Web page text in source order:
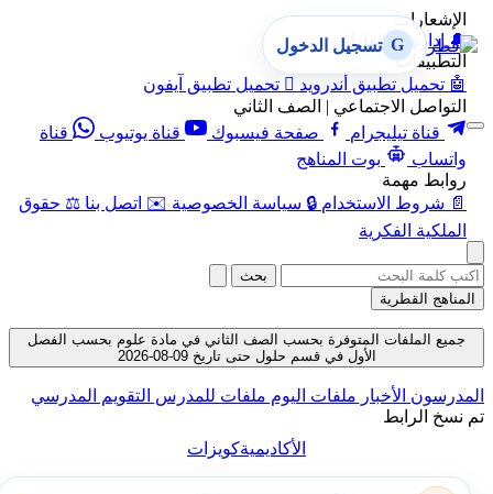
الإشعارات
🔔 إدارة الإشعارات
التطبيقات
🤖 تحميل تطبيق أندرويد  تحميل تطبيق آيفون
التواصل الاجتماعي | الصف الثاني
قناة تيليجرام
صفحة فيسبوك قناة يوتيوب
قناة
واتساب
بوت المناهج
روابط مهمة
📄 شروط الاستخدام 🔒 سياسة الخصوصية ✉️ اتصل بنا ⚖️ حقوق
الملكية الفكرية
G تسجيل الدخول
بحث
المناهج القطرية
جميع الملفات المتوفرة بحسب الصف الثاني في مادة علوم بحسب الفصل
الأول في قسم حلول حتى تاريخ 09-08-2026
المدرسون الأخبار ملفات اليوم ملفات للمدرس التقويم المدرسي
تم نسخ الرابط
الأكاديميةكويزات